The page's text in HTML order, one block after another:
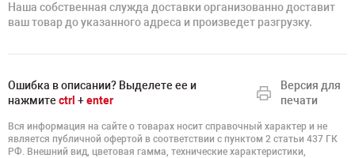
Наша собственная служда доставки организованно доставит
ваш товар до указанного адреса и произведет разгрузку.
Ошибка в описании? Выделете ее и
нажмите ctrl +enter
Версия для
печати
Вся информация на сайте о товарах носит справочный характер и не
является публичной офертой в соответствии с пунктом 2 статьи 437 ГК
РФ. Внешний вид, цветовая гамма, технические характеристики,